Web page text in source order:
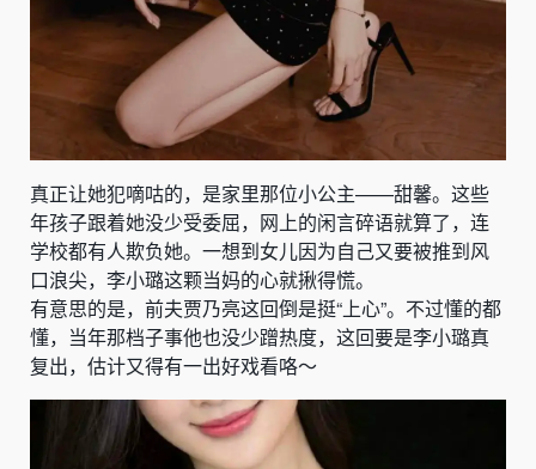
真正让她犯嘀咕的，是家里那位小公主——甜馨。这些
年孩子跟着她没少受委屈，网上的闲言碎语就算了，连
学校都有人欺负她。一想到女儿因为自己又要被推到风
口浪尖，李小璐这颗当妈的心就揪得慌。
有意思的是，前夫贾乃亮这回倒是挺“上心”。不过懂的都
懂，当年那档子事他也没少蹭热度，这回要是李小璐真
复出，估计又得有一出好戏看咯～